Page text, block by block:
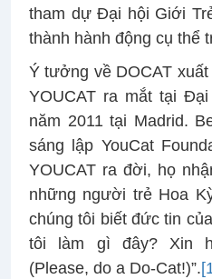
tham dự Đại hội Giới
thành hành động cụ thể
Ý tưởng về DOCAT
YOUCAT ra mắt tại
năm 2011 tại Madrid.
sáng lập YouCat
YOUCAT ra đời, họ
những người trẻ Hoa
chúng tôi biết đức tin
tôi làm gì đây? Xin
(Please, do a Do-Cat!)”.